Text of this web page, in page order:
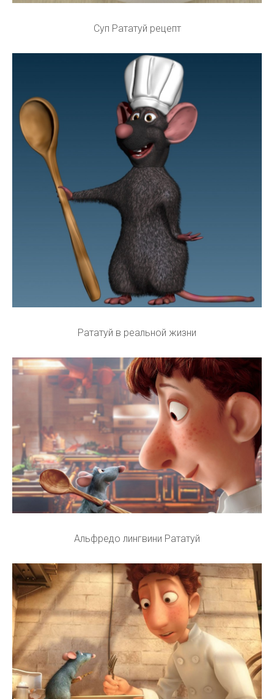
Суп Рататуй рецепт
Рататуй в реальной жизни
Альфредо лингвини Рататуй